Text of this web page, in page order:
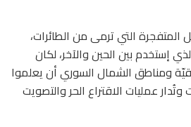
المتفجرة التي ترمى من الطائرات،
إستخدم بين الحين والآخر، لكان
ومناطق الشمال السوري أن يعلموا
عمليات الاقتراع الحر والتصويت